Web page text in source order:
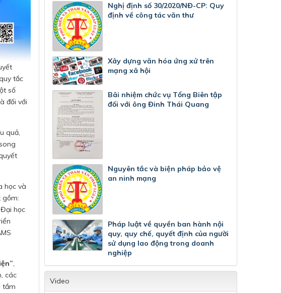
tắc
số
đối với
quả,
học và
gồm:
Đại học
,
các
tầm
Nghị định số 30/2020/NĐ-CP: Quy
định về công tác văn thư
Xây dựng văn hóa ứng xử trên
mạng xã hội
Bãi nhiệm chức vụ Tổng Biên tập
đối với ông Đinh Thái Quang
Nguyên tắc và biện pháp bảo vệ
an ninh mạng
Pháp luật về quyền ban hành nội
quy, quy chế, quyết định của người
sử dụng lao động trong doanh
nghiệp
Video